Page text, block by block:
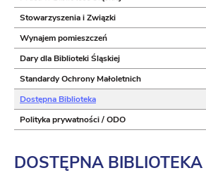
Stowarzyszenia i Związki
Wynajem pomieszczeń
Dary dla Biblioteki Śląskiej
Standardy Ochrony Małoletnich
Dostępna Biblioteka
Polityka prywatności / ODO
DOSTĘPNA BIBLIOTEKA